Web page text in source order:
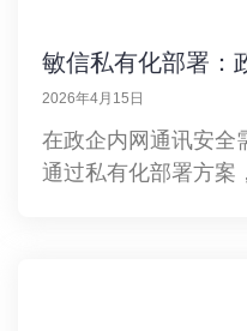
敏信私有化部署：
2026年4月15日
在政企内网通讯安全
通过私有化部署方案